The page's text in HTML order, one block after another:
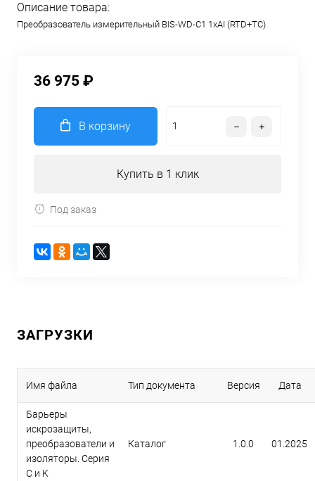
Описание товара:
Преобразователь измерительный BIS-WD-C1 1хAI (RTD+TC)
36 975 ₽
В корзину
Купить в 1 клик
Под заказ
ЗАГРУЗКИ
Имя файла Тип документа Версия Дата
Барьеры
искрозащиты,
преобразователи и
изоляторы. Серия
C и K
Каталог 1.0.0 01.2025